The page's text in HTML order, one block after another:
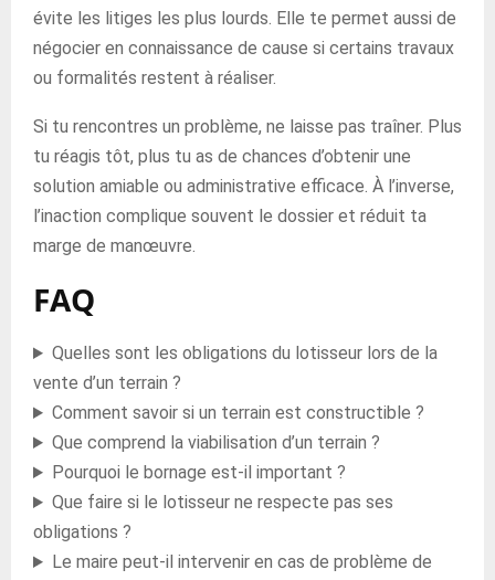
évite les litiges les plus lourds. Elle te permet aussi de
négocier en connaissance de cause si certains travaux
ou formalités restent à réaliser.
Si tu rencontres un problème, ne laisse pas traîner. Plus
tu réagis tôt, plus tu as de chances d’obtenir une
solution amiable ou administrative efficace. À l’inverse,
l’inaction complique souvent le dossier et réduit ta
marge de manœuvre.
FAQ
Quelles sont les obligations du lotisseur lors de la
vente d’un terrain ?
Comment savoir si un terrain est constructible ?
Que comprend la viabilisation d’un terrain ?
Pourquoi le bornage est-il important ?
Que faire si le lotisseur ne respecte pas ses
obligations ?
Le maire peut-il intervenir en cas de problème de